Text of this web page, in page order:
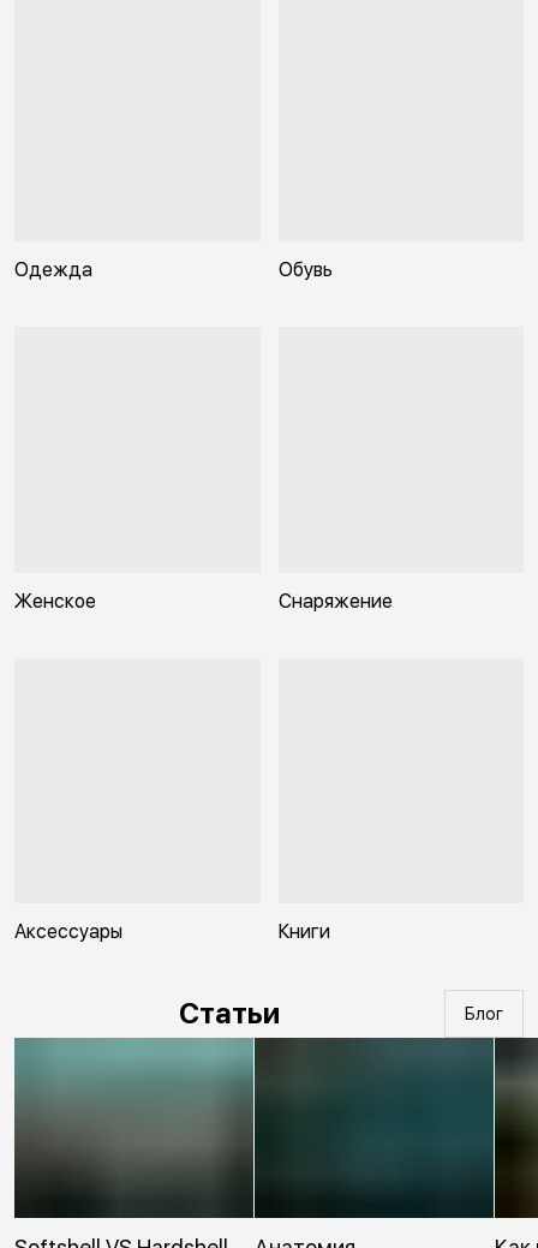
Одежда Обувь
Женское Снаряжение
Аксессуары Книги
Статьи Блог